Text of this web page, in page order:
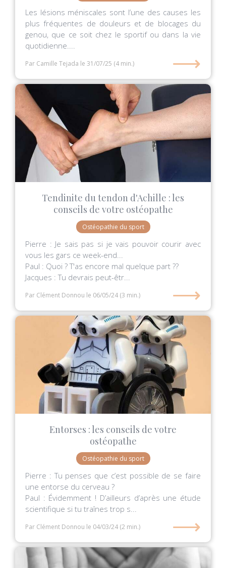
Les lésions méniscales sont l’une des causes les
plus fréquentes de douleurs et de blocages du
genou, que ce soit chez le sportif ou dans la vie
quotidienne....
Par Camille Tejada le 31/07/25 (4 min.) ⟶
Tendinite du tendon d'Achille : les
conseils de votre ostéopathe
Ostéopathie du sport
Pierre : Je sais pas si je vais pouvoir courir avec
vous les gars ce week-end...
Paul : Quoi ? T'as encore mal quelque part ??
Jacques : Tu devrais peut-êtr...
Par Clément Donnou le 06/05/24 (3 min.) ⟶
Entorses : les conseils de votre
ostéopathe
Ostéopathie du sport
Pierre : Tu penses que c’est possible de se faire
une entorse du cerveau ?
Paul : Évidemment ! D’ailleurs d’après une étude
scientifique si tu traînes trop s...
Par Clément Donnou le 04/03/24 (2 min.) ⟶